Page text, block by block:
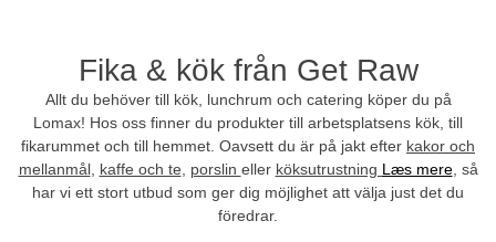
Fika & kök från Get Raw
Allt du behöver till kök, lunchrum och catering köper du på
Lomax! Hos oss finner du produkter till arbetsplatsens kök, till
fikarummet och till hemmet. Oavsett du är på jakt efter kakor och
mellanmål, kaffe och te porslin eller köksutrustning Læs mere, så
har vi ett stort utbud som ger dig möjlighet att välja just det du
föredrar.